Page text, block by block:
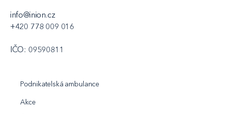
info@inion.cz
+420 778 009 016
IČO: 09590811
Podnikatelská ambulance
Akce